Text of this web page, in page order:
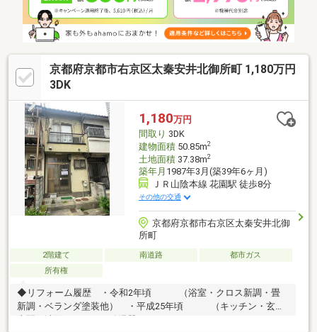
朱雀第八小学校…歩７分・西ノ京中学校…歩１９分
京都府京都市右京区太秦安井北御所町 1,180万円
3DK
1,180万円
間取り 3DK
建物面積50.85m2
土地面積37.38m2
築年月 1987年3月(築39年6ヶ月)
ＪＲ山陰本線 花園駅 徒歩8分
その他の交通
京都府京都市右京区太秦安井北御
所町
2階建て 南道路
都市ガス
所有権
◆リフォーム履歴 ・令和2年頃 （浴室・クロス新調・畳
新調・ベランダ塗装他） ・平成25年頃 （キッチン・玄関